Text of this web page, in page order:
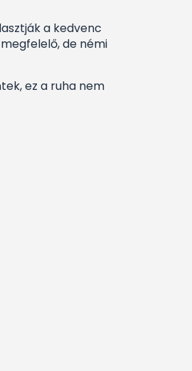
a kedvenc
de némi
ez a ruha nem